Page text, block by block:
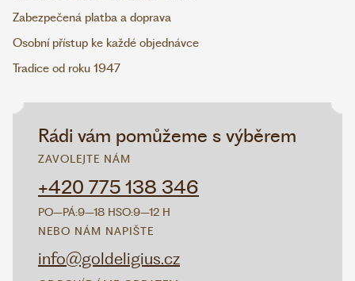
Rádi vám pomůžeme s výběrem
ZAVOLEJTE NÁM
+420 775 138 346
PO–PÁ:9–18 HSO:9–12 H
NEBO NÁM NAPIŠTE
info@goldeligius.cz
Zabezpečená platba a doprava
Osobní přístup ke každé objednávce
Tradice od roku 1947